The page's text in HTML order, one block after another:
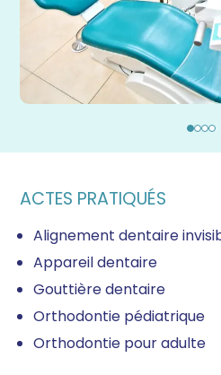
ACTES PRATIQUÉS
Alignement dentaire
Appareil dentaire
Gouttière dentaire
Orthodontie pédiatrique
Orthodontie pour adulte